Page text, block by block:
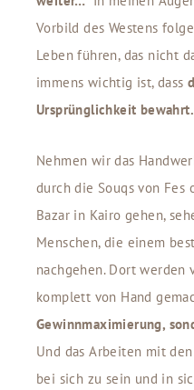
Vorbild des Westens
Leben führen, das nicht
immens wichtig ist, dass
Ursprünglichkeit bewahrt.
Nehmen wir das
durch die Souqs von Fes
Bazar in Kairo gehen,
Menschen, die einem
nachgehen. Dort
komplett von Hand
Gewinnmaximierung,
Und das Arbeiten mit
bei sich zu sein und in